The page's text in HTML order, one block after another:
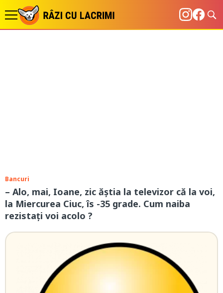
Bancuri
– Alo, mai, Ioane, zic ăștia la televizor că la voi,
la Miercurea Ciuc, îs -35 grade. Cum naiba
rezistați voi acolo ?